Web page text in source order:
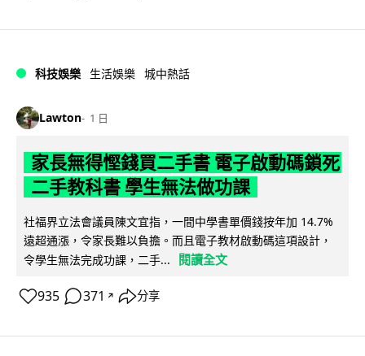
科技娛樂 生活娛樂 城中熱話
Lawton 1 日
家長無得慳錢買二手書 電子啟動碼鎖死
二手教科書 學生無法做功課
社福界立法會議員陳文宜指，一間中學書單價錢按年加 14.7%
遠超通漲，令家長難以負擔。而且電子教材啟動碼這項設計，
令學生無法完成功課，二手...
閱讀全文
935 371 ↗ 分享